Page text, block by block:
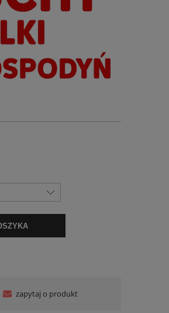
zapytaj o produkt